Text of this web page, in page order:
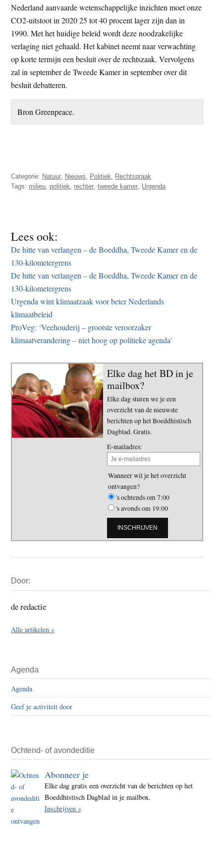
Nederland aanvaarde wetenschappelijke inzichten moet onze
CO2-uitstoot in 2020 25 tot 40 procent lager zijn dan in
1990. Met het huidige beleid wordt deze noodzakelijke
verlaging niet gehaald. Het kabinet neemt naar verwachting
op korte termijn een besluit over de rechtszaak. Vervolgens
zal in september de Tweede Kamer in september over dit
besluit debatteren.
Bron Greenpeace.
Categorie: Natuur, Nieuws, Politiek, Rechtspraak
Tags: milieu, politiek, rechter,tweede kamer, Urgenda
Lees ook:
De hitte van verlangen – de Boeddha, Tweede Kamer en de
130-kilometergrens
De hitte van verlangen – de Boeddha, Tweede Kamer en de
130-kilometergrens
Urgenda wint klimaatzaak voor beter Nederlands
klimaatbeleid
ProVeg: ‘Veehouderij – grootste veroorzaker
klimaatverandering – niet hoog op politieke agenda’
Elke dag het BD in je
mailbox?
Elke dag sturen we je een
overzicht van de nieuwste
berichten op het Boeddhistisch
Dagblad. Gratis.
E-mailadres:
Wanneer wil je het overzicht
ontvangen?
's ochtends om 7:00
's avonds om 19:00
Sidebar
Door:
de redactie
Alle artikelen »
Agenda
Agenda
Geef je activiteit door
Ochtend- of avondeditie
Abonneer je
Elke dag gratis een overzicht van de berichten op het
Boeddhistisch Dagblad in je mailbox.
Inschrijven »